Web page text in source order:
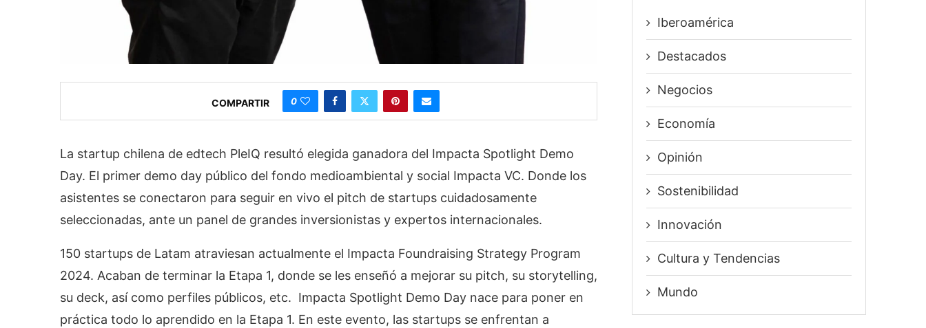
COMPARTIR 0
La startup chilena de edtech PleIQ resultó elegida ganadora del Impacta Spotlight Demo
Day. El primer demo day público del fondo medioambiental y social Impacta VC. Donde los
asistentes se conectaron para seguir en vivo el pitch de startups cuidadosamente
seleccionadas, ante un panel de grandes inversionistas y expertos internacionales.
150 startups de Latam atraviesan actualmente el Impacta Foundraising Strategy Program
2024. Acaban de terminar la Etapa 1, donde se les enseñó a mejorar su pitch, su storytelling,
su deck, así como perfiles públicos, etc. Impacta Spotlight Demo Day nace para poner en
práctica todo lo aprendido en la Etapa 1. En este evento, las startups se enfrentan a
Iberoamérica
Destacados
Negocios
Economía
Opinión
Sostenibilidad
Innovación
⁠Cultura y Tendencias
Mundo